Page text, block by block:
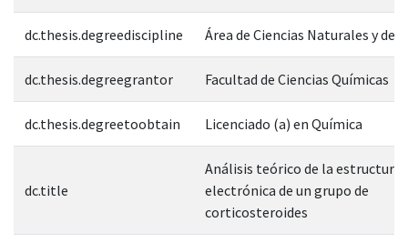
dc.thesis.degreediscipline Área de Ciencias Naturales y de
dc.thesis.degreegrantor Facultad de Ciencias Químicas
dc.thesis.degreetoobtain Licenciado (a) en Química
dc.title
Análisis teórico de la estructura
electrónica de un grupo de
corticosteroides